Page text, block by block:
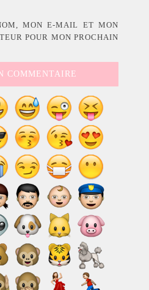
MON E-MAIL ET MON
POUR MON PROCHAIN